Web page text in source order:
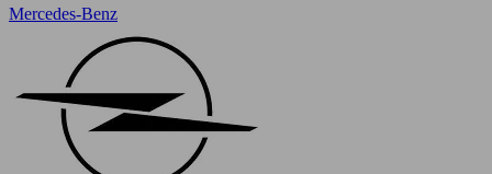
Mercedes-Benz